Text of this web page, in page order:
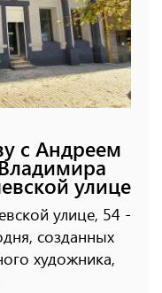
с Андреем
улице
улице, 54 -
созданных
художника,